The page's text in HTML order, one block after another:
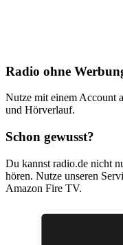
Radio ohne
Nutze mit einem Account
und Hörverlauf.
Schon gewusst?
Du kannst radio.de nicht
hören. Nutze unseren
Amazon Fire TV.